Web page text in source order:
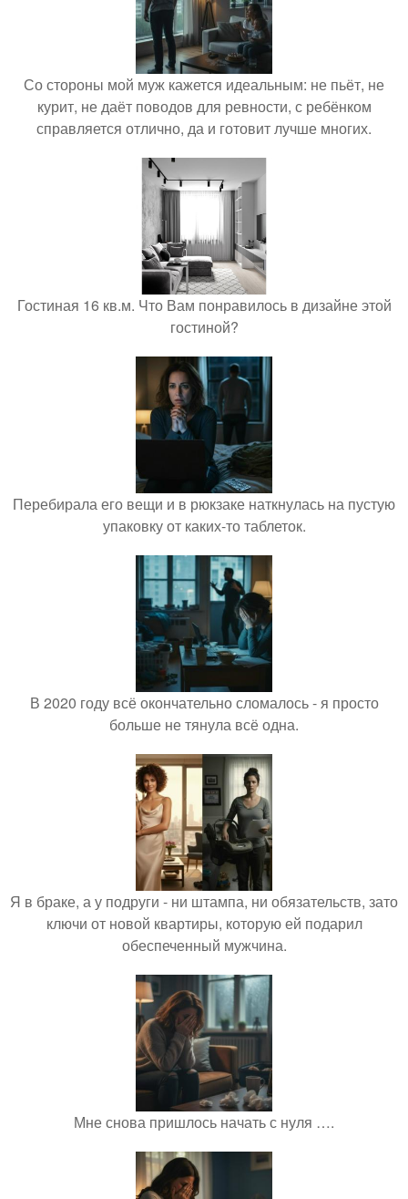
Со стороны мой муж кажется идеальным: не пьёт, не
курит, не даёт поводов для ревности, с ребёнком
справляется отлично, да и готовит лучше многих.
Гостиная 16 кв.м. Что Вам понравилось в дизайне этой
гостиной?
Перебирала его вещи и в рюкзаке наткнулась на пустую
упаковку от каких-то таблеток.
В 2020 году всё окончательно сломалось - я просто
больше не тянула всё одна.
Я в браке, а у подруги - ни штампа, ни обязательств, зато
ключи от новой квартиры, которую ей подарил
обеспеченный мужчина.
Мне снова пришлось начать с нуля ….